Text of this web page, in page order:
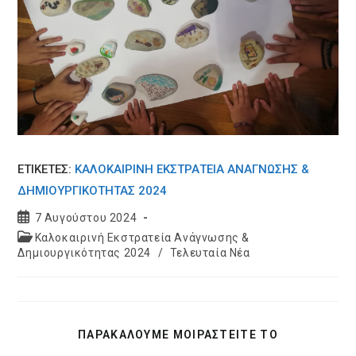
ΕΤΙΚΕΤΈΣ: ΚΑΛΟΚΑΙΡΙΝΉ ΕΚΣΤΡΑΤΕΊΑ ΑΝΆΓΝΩΣΗΣ &
ΔΗΜΙΟΥΡΓΙΚΌΤΗΤΑΣ 2024
Post
published:
7 Αυγούστου 2024
Post
category:
Καλοκαιρινή Εκστρατεία Ανάγνωσης &
Δημιουργικότητας 2024
/ Τελευταία Νέα
ΠΑΡΑΚΑΛΟΥΜΕ ΜΟΙΡΑΣΤΕΙΤΕ ΤΟ